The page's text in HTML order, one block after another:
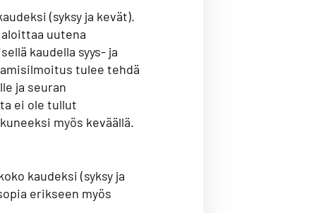
(syksy ja kevät).
uutena
kaudella syys- ja
tulee tehdä
ja seuran
ei ole tullut
myös keväällä.
kaudeksi (syksy ja
erikseen myös